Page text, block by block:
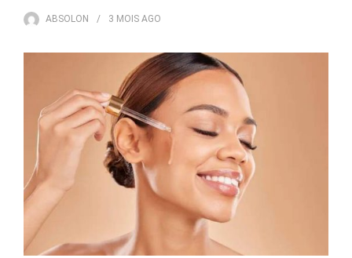
ABSOLON 3 MOIS AGO